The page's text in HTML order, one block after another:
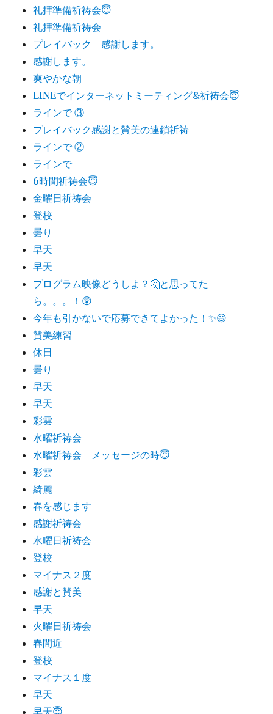
礼拝準備祈祷会😇
礼拝準備祈祷会
プレイバック 感謝します。
感謝します。
爽やかな朝
LINEでインターネットミーティング&祈祷会😇
ラインで ③
プレイバック感謝と賛美の連鎖祈祷
ラインで ②
ラインで
6時間祈祷会😇
金曜日祈祷会
登校
曇り
早天
早天
プログラム映像どうしよ？🤔と思ってた
ら。。。！😲
今年も引かないで応募できてよかった！✨😃
賛美練習
休日
曇り
早天
早天
彩雲
水曜祈祷会
水曜祈祷会 メッセージの時😇
彩雲
綺麗
春を感じます
感謝祈祷会
水曜日祈祷会
登校
マイナス２度
感謝と賛美
早天
火曜日祈祷会
春間近
登校
マイナス１度
早天